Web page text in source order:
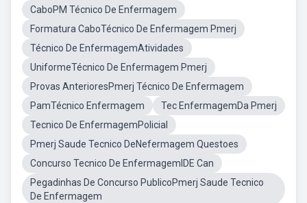
CaboPM Técnico De Enfermagem
Formatura CaboTécnico De Enfermagem Pmerj
Técnico De EnfermagemAtividades
UniformeTécnico De Enfermagem Pmerj
Provas AnterioresPmerj Técnico De Enfermagem
PamTécnico Enfermagem
Tec EnfermagemDa Pmerj
Tecnico De EnfermagemPolicial
Pmerj Saude Tecnico DeNefermagem Questoes
Concurso Tecnico De EnfermagemIDE Can
Pegadinhas De Concurso PublicoPmerj Saude Tecnico
De Enfermagem